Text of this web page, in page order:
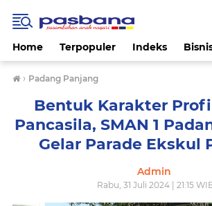
Home Terpopuler Indeks
› Padang Panjang
Bentuk Karakter
Pancasila, SMAN 1
Gelar Parade Ekskul
Admin
Rabu, 31 Juli 2024 | 21:15